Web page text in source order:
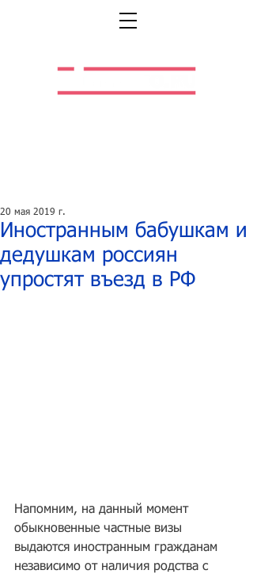
Иностранным бабушкам и
дедушкам россиян
упростят въезд в РФ
20 мая 2019 г.
Напомним, на данный момент
обыкновенные частные визы
выдаются иностранным гражданам
независимо от наличия родства с